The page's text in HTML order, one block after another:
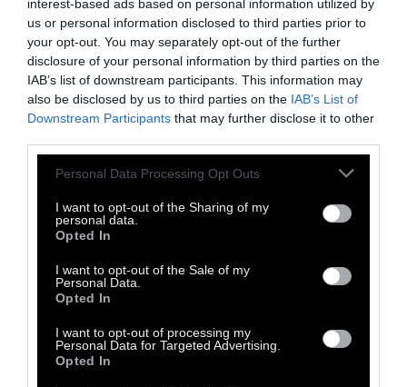
interest-based ads based on personal information utilized by
us or personal information disclosed to third parties prior to
your opt-out. You may separately opt-out of the further
disclosure of your personal information by third parties on the
IAB’s list of downstream participants. This information may
also be disclosed by us to third parties on the IAB’s List of
Downstream Participants that may further disclose it to other
Personal Data Processing Opt Outs
I want to opt-out of the Sharing of my
personal data.
Opted In
I want to opt-out of the Sale of my
Personal Data.
Opted In
I want to opt-out of processing my
Personal Data for Targeted Advertising.
Opted In
Νεολαίας ΣΥΡΙΖΑ Κώστας Βλαχάκης. Έφτασε
αμέσως μετά τον πυροβολισμό. «Το σκηνικό
έχει γίνει μπροστά από τα κτίρια της
Σχολής Πολιτικών Μηχανικών, στην
Πολυτεχνειούπολη... Έχω επιτήρηση σε λίγη
ώρα, πολλοί φοιτητές γράφουν.Έγινε 30
μέτρα από την στάση του λεωφορείου και
ήταν και φοιτητές παρόντες. Αυτά που θα
σας πω μου τα είπαν αυτόπτες μάρτυρες
πύλη εισόδου στην Πολυτεχνειούποληαπό
του Ζωγράφου», είπε ο Κ. Βλαχάκης στον
ραδιοσταθμό 105,5 Στο Κόκκινο: